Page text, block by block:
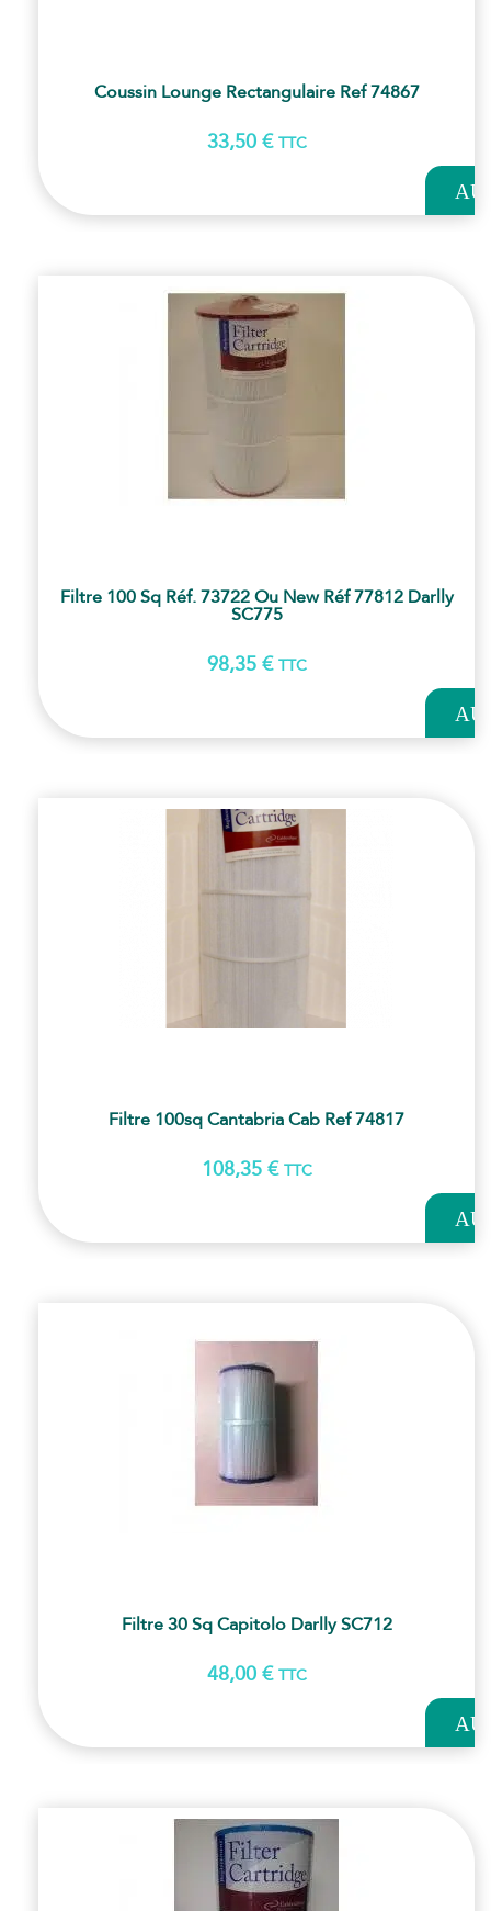
Coussin Lounge Rectangulaire Ref 74867
33,50 € TTC
AU
Filtre 100 Sq Réf. 73722 Ou New Réf 77812 Darlly
SC775
98,35 € TTC
AU
Filtre 100sq Cantabria Cab Ref 74817
108,35 € TTC
AU
Filtre 30 Sq Capitolo Darlly SC712
48,00 € TTC
AU